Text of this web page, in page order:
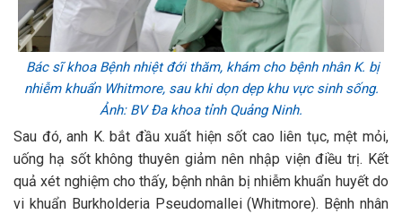
Bác sĩ khoa Bệnh nhiệt đới thăm, khám cho bệnh nhân K. bị
nhiễm khuẩn Whitmore, sau khi dọn dẹp khu vực sinh sống.
Ảnh: BV Đa khoa tỉnh Quảng Ninh.
Sau đó, anh K. bắt đầu xuất hiện sốt cao liên tục, mệt mỏi,
uống hạ sốt không thuyên giảm nên nhập viện điều trị. Kết
quả xét nghiệm cho thấy, bệnh nhân bị nhiễm khuẩn huyết do
vi khuẩn Burkholderia Pseudomallei (Whitmore). Bệnh nhân